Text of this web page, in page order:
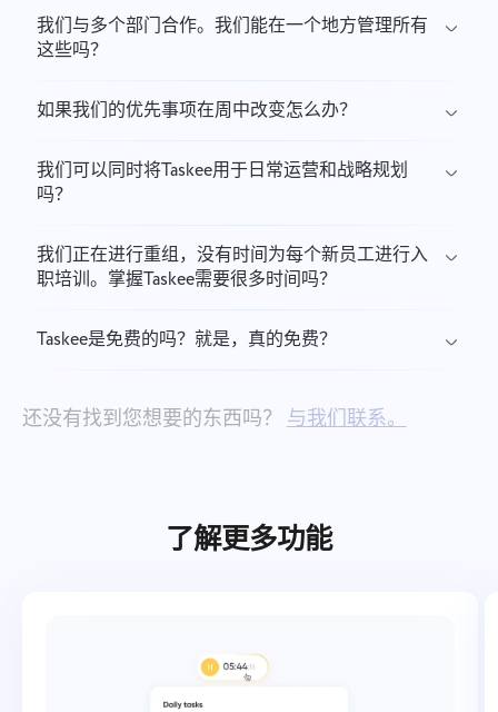
我们与多个部门合作。我们能在一个地方管理所有
这些吗？
如果我们的优先事项在周中改变怎么办？
我们可以同时将Taskee用于日常运营和战略规划
吗？
我们正在进行重组，没有时间为每个新员工进行入
职培训。掌握Taskee需要很多时间吗？
Taskee是免费的吗？就是，真的免费？
还没有找到您想要的东西吗？ 与我们联系。
了解更多功能